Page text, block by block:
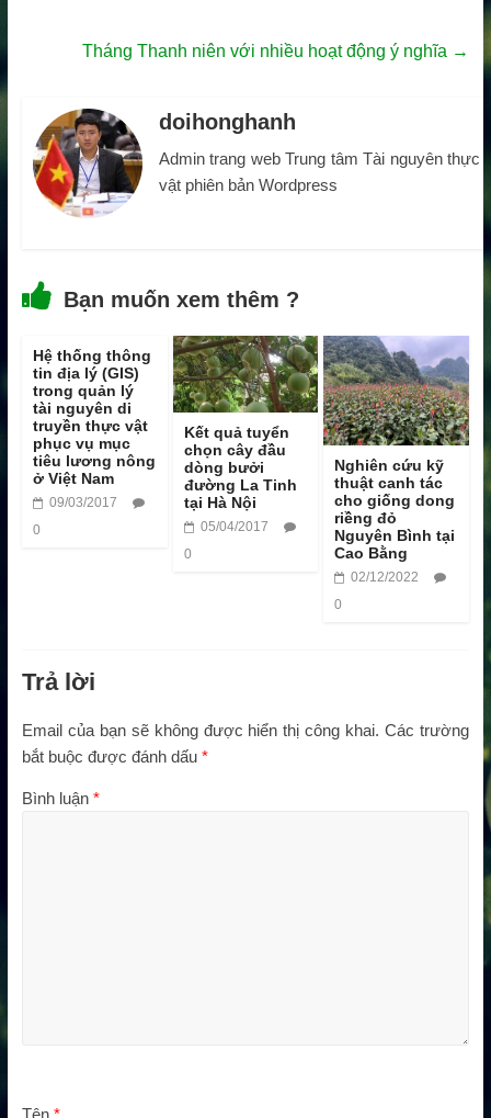
Tháng Thanh niên với nhiều hoạt động ý nghĩa →
doihonghanh
Admin trang web Trung tâm Tài nguyên thực
vật phiên bản Wordpress
Bạn muốn xem thêm ?
Hệ thống thông
tin địa lý (GIS)
trong quản lý
tài nguyên di
truyền thực vật
phục vụ mục
tiêu lương nông
ở Việt Nam
09/03/2017
0
Kết quả tuyển
chọn cây đầu
dòng bưởi
đường La Tinh
tại Hà Nội
05/04/2017
0
Nghiên cứu kỹ
thuật canh tác
cho giống dong
riềng đỏ
Nguyên Bình tại
Cao Bằng
02/12/2022
0
Trả lời
Email của bạn sẽ không được hiển thị công khai. Các trường
bắt buộc được đánh dấu *
Bình luận *
Tên *